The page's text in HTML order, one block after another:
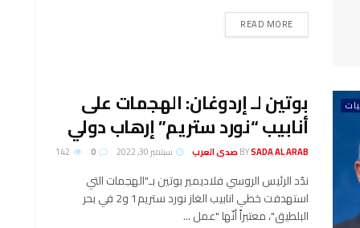
READ MORE
DETAILS
بوتين لـ إردوغان: الهجمات على
أنابيب “نورد ستريم” إرهاب دولي
BYSADA AL ARAB صدى العرب سبتمبر 30, 2022
ندّد الرئيس الروسي فلاديمير بوتين بـ"الهجمات التي
استهدفت خطي انابيب الغاز نورد ستريم1 و2 في بحر
البلطيق"، معتبراً أنّها "عمل ...